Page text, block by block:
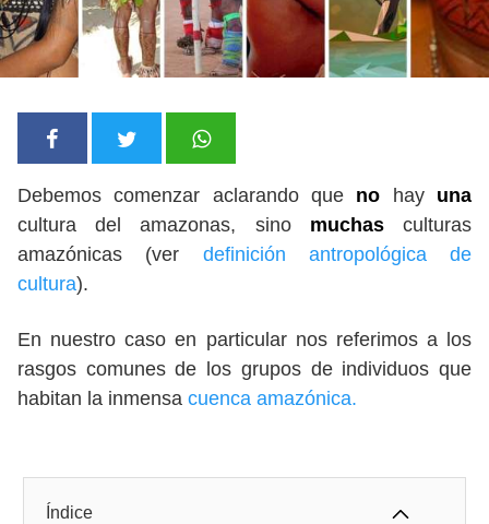
Debemos comenzar aclarando que no hay una
cultura del amazonas, sino muchasculturas
amazónicas (ver definición antropológica de
cultura).
En nuestro caso en particular nos referimos a los
rasgos comunes de los grupos de individuos que
habitan la inmensa cuenca amazónica.
Índice